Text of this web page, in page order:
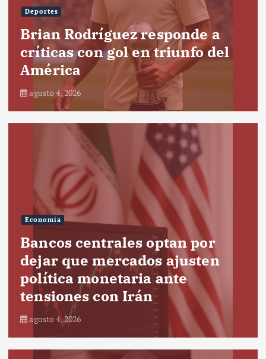
Deportes
Brian Rodríguez responde a
críticas con gol en triunfo del
América
agosto 4, 2026
Economía
Bancos centrales optan por
dejar que mercados ajusten
política monetaria ante
tensiones con Irán
agosto 4, 2026